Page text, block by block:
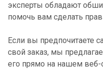
эксперты обладают
помочь вам сделать
Если вы предпочитаете
свой заказ, мы
его прямо на нашем веб-